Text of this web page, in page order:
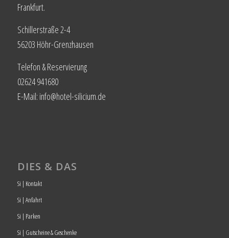
Frankfurt.
Schillerstraße 2-4
56203 Höhr-Grenzhausen
Telefon & Reservierung
02624 941680
E-Mail: info@hotel-silicium.de
DIES & DAS
Si | Kontakt
Si | Anfahrt
Si | Parken
Si | Gutscheine & Geschenke